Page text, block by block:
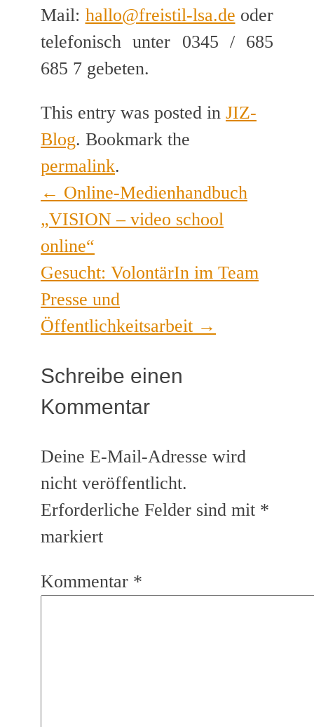
Mail: hallo@freistil-lsa.de oder
telefonisch unter 0345 / 685
685 7 gebeten.
This entry was posted in JIZ-
Blog. Bookmark the
permalink.
Post
navigation
← Online-Medienhandbuch
„VISION – video school
online“
Gesucht: VolontärIn im Team
Presse und
Öffentlichkeitsarbeit →
Schreibe einen
Kommentar
Deine E-Mail-Adresse wird
nicht veröffentlicht.
Erforderliche Felder sind mit *
markiert
Kommentar *